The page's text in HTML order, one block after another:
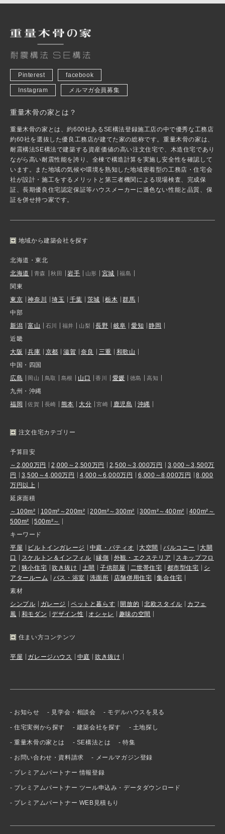
Pinterest facebook
Instagram メルマガ会員募集
重量木骨の家とは？
重量木骨の家とは、約600社あるSE構法登録施工店の中で優秀な工務店
約60社を選抜した優良工務店が建てた家の総称です。重量木骨の家は、
耐震構法SE構法で建築する資産価値の高い注文住宅で、木造住宅であり
ながら高い耐震性能を誇り、全棟で構造計算を実施し安全性を確認して
います。また地域の気候や環境を熟知した地域密着型の工務店・住宅会
社が設計・施工をするメリットと第三者機関による現場検査、完成保
証、長期優良住宅認定保証等ハウスメーカーに遜色ない性能と品質、保
証を併せ持つ家です。
地域から建築会社を探す
北海道・東北
北海道
青森 秋田 岩手 山形 宮城 福島
関東
東京
神奈川 埼玉 千葉 茨城 栃木
群馬
中部
新潟
富山 石川 福井 山梨 長野 岐阜 愛知
静岡
近畿
大阪
兵庫 京都 滋賀 奈良 三重
和歌山
中国・四国
広島
岡山 鳥取 島根 山口 香川 愛媛 徳島 高知
九州・沖縄
福岡
佐賀 長崎 熊本 大分 宮崎 鹿児島 沖縄
注文住宅カテゴリー
予算目安
～2,000万円
2,000～2,500万円 2,500～3,000万円
3,000～3,500万
円
3,500～4,000万円 4,000～6,000万円 6,000～8,000万円
8,000
万円以上
延床面積
～100m²
100m²～200m² 200m²～300m² 300m²～400m²
400m²～
500m²
500m²～
キーワード
平屋
ビルトインガレージ 中庭・パティオ 大空間 バルコニー
大開
口
スケルトン＆インフィル 縁側 外観・エクステリア
スキップフロ
ア
狭小住宅 吹き抜け 土間 子供部屋 二世帯住宅 都市型住宅
シ
アタールーム
バス・浴室 洗面所 店舗併用住宅
集合住宅
素材
シンプル
ガレージ ペットと暮らす 開放的 北欧スタイル
カフェ
風
和モダン デザイン性 オシャレ 趣味の空間
住まい方コンテンツ
平屋 ガレージハウス 中庭 吹き抜け
お知らせ 見学会・相談会 モデルハウスを見る
住宅実例から探す 建築会社を探す 土地探し
重量木骨の家とは SE構法とは 特集
お問い合わせ・資料請求 メールマガジン登録
プレミアムパートナー 情報登録
プレミアムパートナー ツール申込み・データダウンロード
プレミアムパートナー WEB見積もり